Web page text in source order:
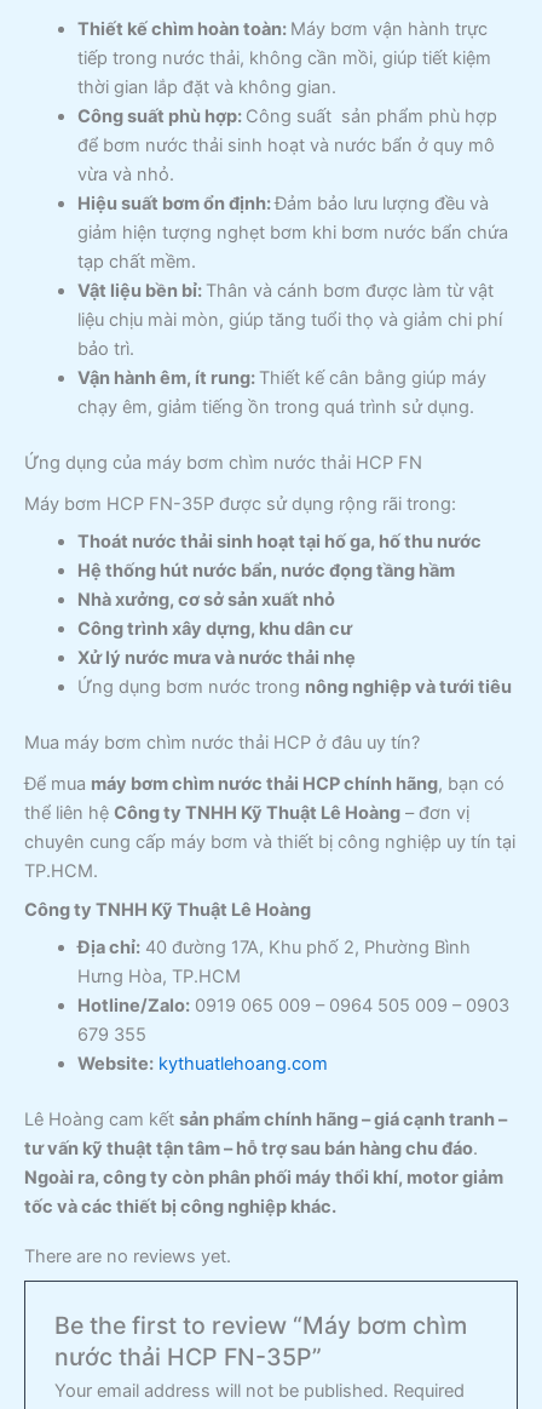
Thiết kế chìm hoàn toàn: Máy bơm vận hành trực
tiếp trong nước thải, không cần mồi, giúp tiết kiệm
thời gian lắp đặt và không gian.
Công suất phù hợp: Công suất sản phẩm phù hợp
để bơm nước thải sinh hoạt và nước bẩn ở quy mô
vừa và nhỏ.
Hiệu suất bơm ổn định:Đảm bảo lưu lượng đều và
giảm hiện tượng nghẹt bơm khi bơm nước bẩn chứa
tạp chất mềm.
Vật liệu bền bỉ: Thân và cánh bơm được làm từ vật
liệu chịu mài mòn, giúp tăng tuổi thọ và giảm chi phí
bảo trì.
Vận hành êm, ít rung: Thiết kế cân bằng giúp máy
chạy êm, giảm tiếng ồn trong quá trình sử dụng.
Ứng dụng của máy bơm chìm nước thải HCP FN
Máy bơm HCP FN-35P được sử dụng rộng rãi trong:
Thoát nước thải sinh hoạt tại hố ga, hố thu nước
Hệ thống hút nước bẩn, nước đọng tầng hầm
Nhà xưởng, cơ sở sản xuất nhỏ
Công trình xây dựng, khu dân cư
Xử lý nước mưa và nước thải nhẹ
Ứng dụng bơm nước trong nông nghiệp và tưới tiêu
Mua máy bơm chìm nước thải HCP ở đâu uy tín?
Để mua máy bơm chìm nước thải HCP chính hãng, bạn có
thể liên hệ Công ty TNHH Kỹ Thuật Lê Hoàng – đơn vị
chuyên cung cấp máy bơm và thiết bị công nghiệp uy tín tại
TP.HCM.
Công ty TNHH Kỹ Thuật Lê Hoàng
Địa chỉ:40 đường 17A, Khu phố 2, Phường Bình
Hưng Hòa, TP.HCM
Hotline/Zalo:0919 065 009 – 0964 505 009 – 0903
679 355
Website: kythuatlehoang.com
Lê Hoàng cam kết sản phẩm chính hãng – giá cạnh tranh –
tư vấn kỹ thuật tận tâm – hỗ trợ sau bán hàng chu đáo.
Ngoài ra, công ty còn phân phối máy thổi khí, motor giảm
tốc và các thiết bị công nghiệp khác.
There are no reviews yet.
Be the first to review “Máy bơm chìm
nước thải HCP FN-35P”
Your email address will not be published. Required